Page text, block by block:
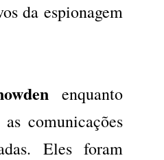
da espionagem
enquanto
comunicações
Eles foram